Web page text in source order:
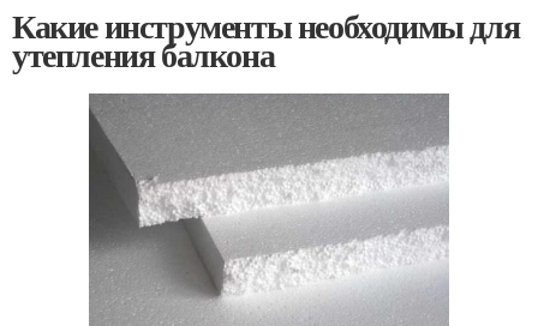
Какие инструменты необходимы для
утепления балкона